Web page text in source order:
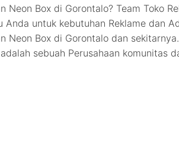
Neon Box di Gorontalo? Team Toko
Anda untuk kebutuhan Reklame dan
Neon Box di Gorontalo dan
sebuah Perusahaan komunitas